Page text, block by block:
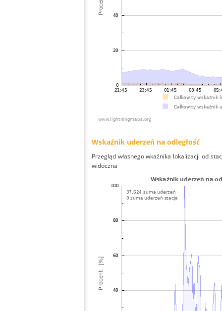
Wskaźnik uderzeń na odległość
Przegląd własnego wkaźnika lokalizacji od
widoczna